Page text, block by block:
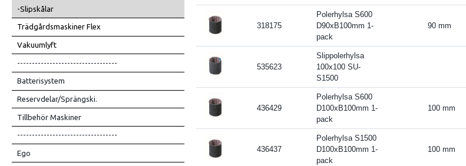
-Slipskålar
Trädgårdsmaskiner Flex
Vakuumlyft
----------------------------------
Batterisystem
Reservdelar/Sprängski.
Tillbehör Maskiner
----------------------------------
Ego
318175
Polerhylsa S600
D90xB100mm 1-
pack
90 mm
535623
Slippolerhylsa
100x100 SU-
S1500
436429
Polerhylsa S600
D100xB100mm 1-
pack
100 mm
436437
Polerhylsa S1500
D100xB100mm 1-
pack
100 mm